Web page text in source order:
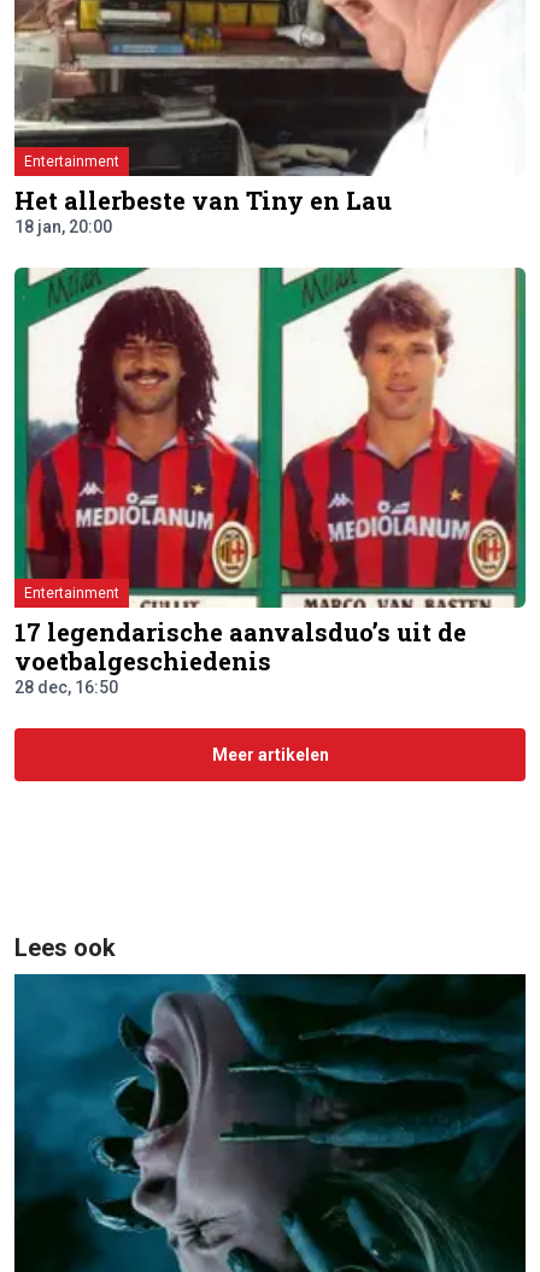
Entertainment
Het allerbeste van Tiny en Lau
18 jan, 20:00
Entertainment
17 legendarische aanvalsduo’s uit de
voetbalgeschiedenis
28 dec, 16:50
Meer artikelen
Lees ook